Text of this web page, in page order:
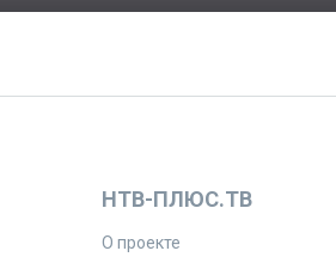
НТВ-ПЛЮС.ТВ
О проекте